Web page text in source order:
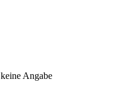
keine Angabe